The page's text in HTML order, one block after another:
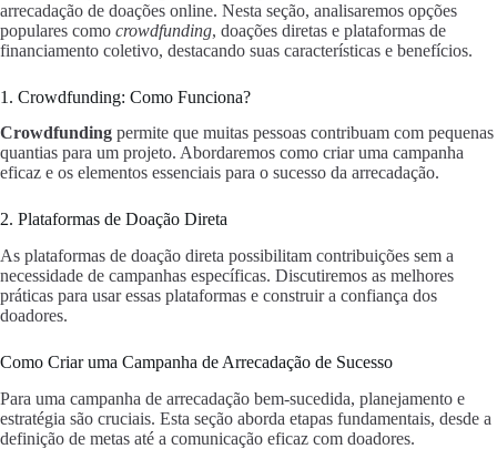
arrecadação de doações online. Nesta seção, analisaremos opções
populares como crowdfunding, doações diretas e plataformas de
financiamento coletivo, destacando suas características e benefícios.
1. Crowdfunding: Como Funciona?
Crowdfunding permite que muitas pessoas contribuam com pequenas
quantias para um projeto. Abordaremos como criar uma campanha
eficaz e os elementos essenciais para o sucesso da arrecadação.
2. Plataformas de Doação Direta
As plataformas de doação direta possibilitam contribuições sem a
necessidade de campanhas específicas. Discutiremos as melhores
práticas para usar essas plataformas e construir a confiança dos
doadores.
Como Criar uma Campanha de Arrecadação de Sucesso
Para uma campanha de arrecadação bem-sucedida, planejamento e
estratégia são cruciais. Esta seção aborda etapas fundamentais, desde a
definição de metas até a comunicação eficaz com doadores.